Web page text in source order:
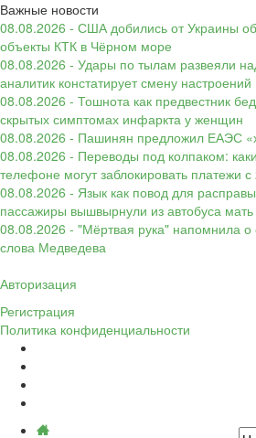
Важные новости
08.08.2026 - США добились от Украины
объекты КТК в Чёрном море
08.08.2026 - Удары по тылам развеяли
аналитик констатирует смену настроений
08.08.2026 - Тошнота как предвестник
скрытых симптомах инфаркта у женщин
08.08.2026 - Пашинян предложил ЕАЭС
08.08.2026 - Переводы под колпаком:
телефоне могут заблокировать платежи с
08.08.2026 - Язык как повод для
пассажиры вышвырнули из автобуса
08.08.2026 - "Мёртвая рука" напомнила
слова Медведева
Авторизация
Регистрация
Политика конфиденциальности